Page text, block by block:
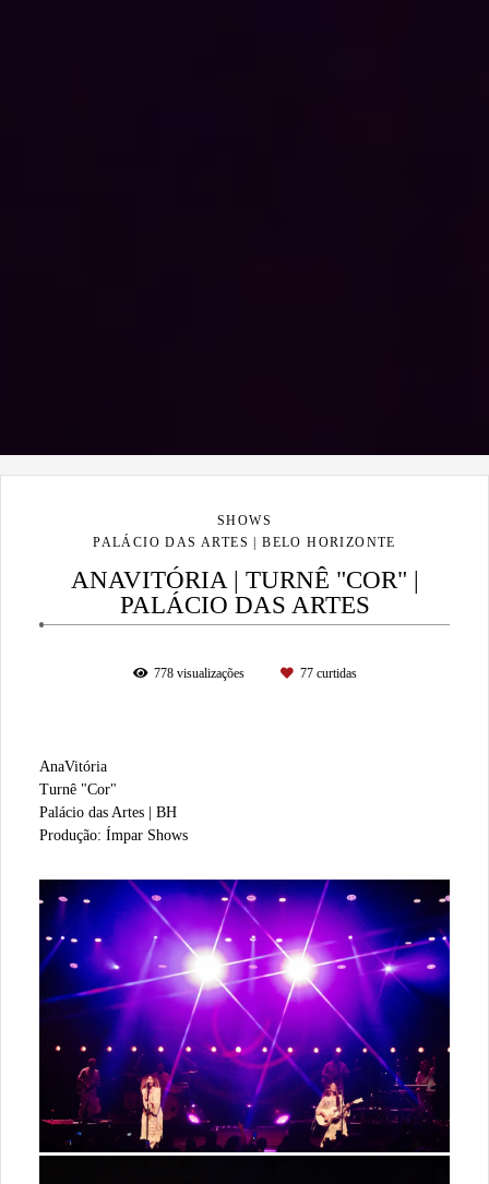
SHOWS
PALÁCIO DAS ARTES | BELO HORIZONTE
ANAVITÓRIA | TURNÊ "COR" |
PALÁCIO DAS ARTES
778visualizações 77curtidas
AnaVitória
Turnê "Cor"
Palácio das Artes | BH
Produção: Ímpar Shows